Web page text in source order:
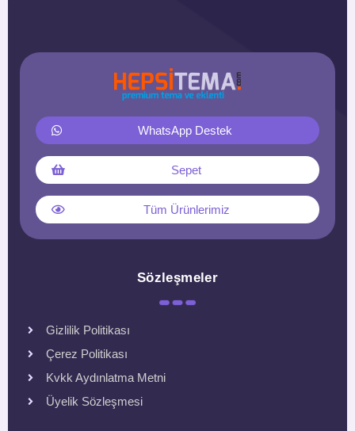
WhatsApp Destek
Sepet
Tüm Ürünlerimiz
Sözleşmeler
Gizlilik Politikası
Çerez Politikası
Kvkk Aydınlatma Metni
Üyelik Sözleşmesi